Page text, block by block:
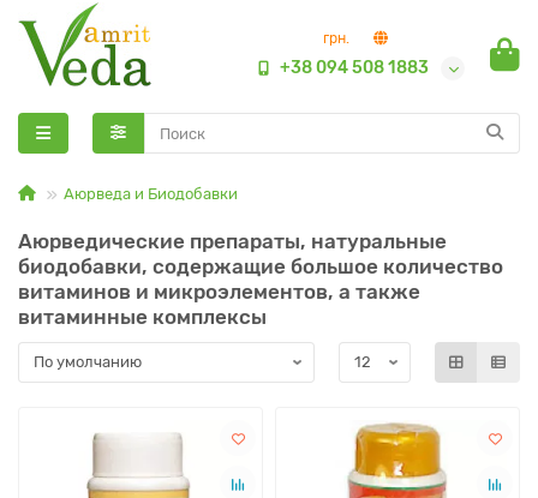
грн.
+38 094 508 1883
Аюрведа и Биодобавки
Аюрведические препараты, натуральные
биодобавки, содержащие большое количество
витаминов и микроэлементов, а также
витаминные комплексы